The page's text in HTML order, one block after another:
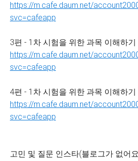
https://m.cafe.daum.net/
svc=cafeapp
3편 - 1차 시험을 위한 과목 이해하
https://m.cafe.daum.net/
svc=cafeapp
4편 - 1차 시험을 위한 과목 이해하
https://m.cafe.daum.net/
svc=cafeapp
고민 및 질문 인스타(블로그가 없어